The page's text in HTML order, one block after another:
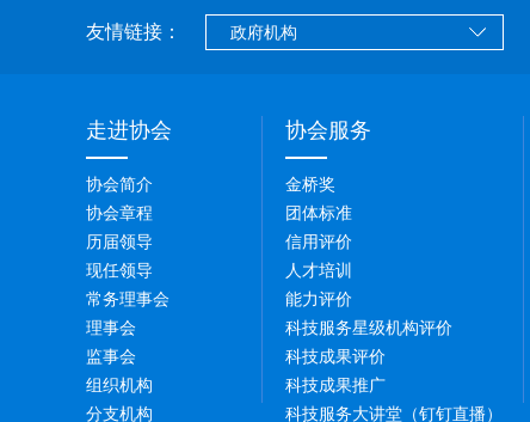
友情链接：
走进协会
协会简介
协会章程
历届领导
现任领导
常务理事会
理事会
监事会
组织机构
分支机构
协会服务
金桥奖
团体标准
信用评价
人才培训
能力评价
科技服务星级机构评价
科技成果评价
科技成果推广
科技服务大讲堂（钉钉直播）